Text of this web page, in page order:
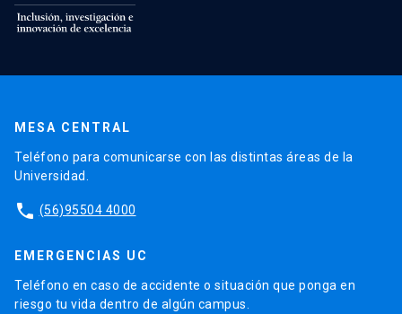
MESA CENTRAL
Teléfono para comunicarse con las distintas áreas de la
Universidad.
phone (56)95504 4000
EMERGENCIAS UC
Teléfono en caso de accidente o situación que ponga en
riesgo tu vida dentro de algún campus.